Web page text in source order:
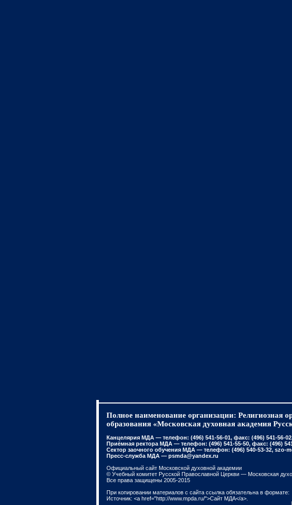
Полное наименование организации: Религиозная
образования «Московская духовная академия
Канцелярия МДА — телефон: (496) 541-56-01, факс: (496) 541-56-
Приёмная ректора МДА — телефон: (496) 541-55-50, факс: (496)
Сектор заочного обучения МДА — телефон: (496) 540-53-32, szo-
Пресс-служба МДА — psmda@yandex.ru
Официальный сайт Московской духовной академии
© Учебный комитет Русской Православной Церкви — Московская
Все права защищены 2005-2015
При копировании материалов с сайта ссылка обязательна в формате:
Источник: <a href="http://www.mpda.ru/">Сайт МДА</a>.